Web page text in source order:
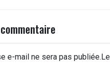
e-mail ne sera pas publiée.